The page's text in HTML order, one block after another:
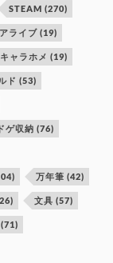
STEAM (270)
ライブ (19)
キャラホメ (19)
ド (53)
ゲ収納 (76)
万年筆 (42)
文具 (57)
(71)